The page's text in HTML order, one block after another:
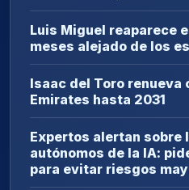
Luis Miguel reaparece
meses alejado de los
Isaac del Toro renueva
Emirates hasta 2031
Expertos alertan sobre
autónomos de la IA:
para evitar riesgos